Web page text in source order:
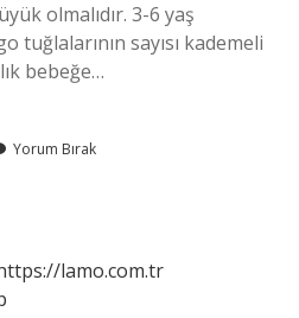
olmalıdır. 3-6 yaş
tuğlalarının sayısı kademeli
bebeğe…
Yorum Bırak
lamo.com.tr